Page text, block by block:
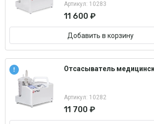
Артикул: 10283
11 600 ₽
Добавить в корзину
Отсасыватель
Артикул: 10282
11 700 ₽